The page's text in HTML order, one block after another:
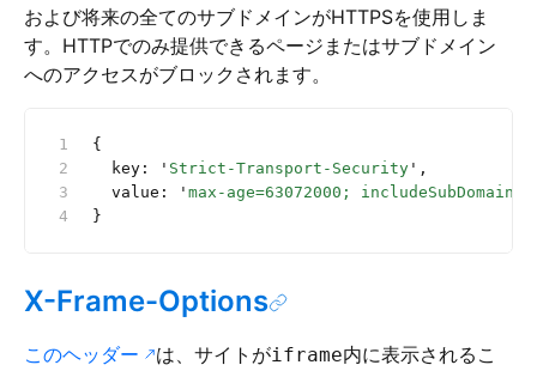
および将来の全てのサブドメインがHTTPSを使用しま
す。HTTPでのみ提供できるページまたはサブドメイン
へのアクセスがブロックされます。
{
  key:
' Strict-Transport-Security ' ,
  value:
' max-age=63072000;
}
X-Frame-Options
このヘッダー は、サイトがiframe内に表示されるこ